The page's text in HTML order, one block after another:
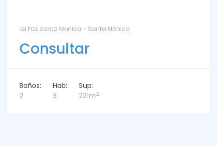
La Paz Santa Monica - Santa Mónica
Consultar
Baños:
2
Hab:
3
Sup:
221m2